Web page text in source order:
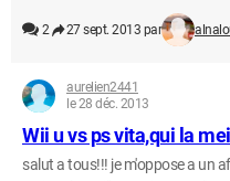
2 27 sept. 2013 par
aurelien2441
le 28 déc. 2013
Wii u vs ps vita,qui la
salut a tous!!! je m'oppose a un